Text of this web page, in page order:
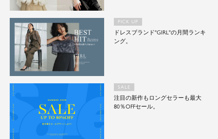
PICK UP
ドレスブランド"GIRL"の月間ランキ
ング。
SALE
注目の新作もロングセラーも最大
80％OFFセール。